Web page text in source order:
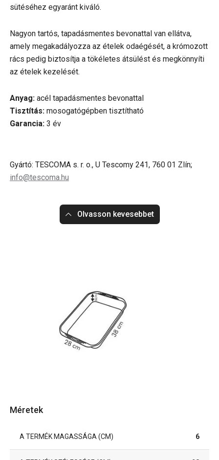
sütéséhez egyaránt kiváló.
Nagyon tartós, tapadásmentes bevonattal van ellátva,
amely megakadályozza az ételek odaégését, a krómozott
rács pedig biztosítja a tökéletes átsülést és megkönnyíti
az ételek kezelését.
Anyag: acél tapadásmentes bevonattal
Tisztítás: mosogatógépben tisztítható
Garancia: 3 év
Gyártó: TESCOMA s. r. o., U Tescomy 241, 760 01 Zlín;
info@tescoma.hu
Olvasson kevesebbet
Méretek
A TERMÉK MAGASSÁGA (CM) 6